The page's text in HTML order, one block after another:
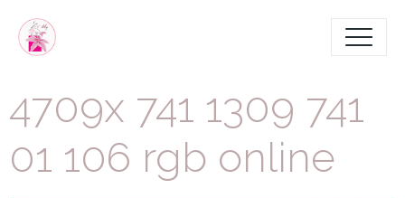
4709x 741 1309 741
01 106 rgb online